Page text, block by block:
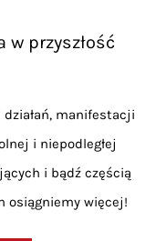
przyszłość
działań, manifestacji
i niepodległej
i bądź częścią
osiągniemy więcej!